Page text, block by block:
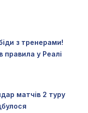
з тренерами!
правила у Реалі
матчів 2 туру